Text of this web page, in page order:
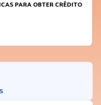
PARA OBTER CRÉDITO